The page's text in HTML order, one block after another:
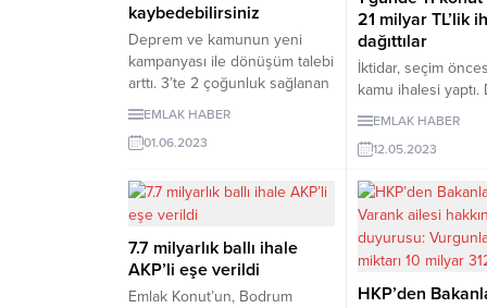
kaybedebilirsiniz
Deprem ve kamunun yeni
kampanyası ile dönüşüm talebi
arttı. 3’te 2 çoğunluk sağlanan
yapılar yenileniyor. Karara
daha radikal ilerliyor. Ek bir
tebligat gönderiliyor ve 15 gün
süre veriliyor. İmza
ile satılıyor.
EMLAK HABER
01.06.2023
21 milyar TL’lik
dağıttılar
İktidar, seçim
kamu ihalesi yaptı.
bölgesinde 1 günde
iktidara yakınlığıyla
müteahhitler
konutlar için
milyar TL’den fazla
yapılacak.
EMLAK HABER
12.05.2023
7.7 milyarlık ballı ihale
AKP’li eşe verildi
Emlak Konut’un, Bodrum
HKP’den